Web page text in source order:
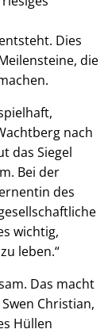
Dies
die
nach
das Siegel
Bei der
des
wichtig,
leben.“
Das macht
Christian,
Hüllen